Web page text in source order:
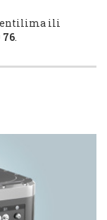
ili
76.